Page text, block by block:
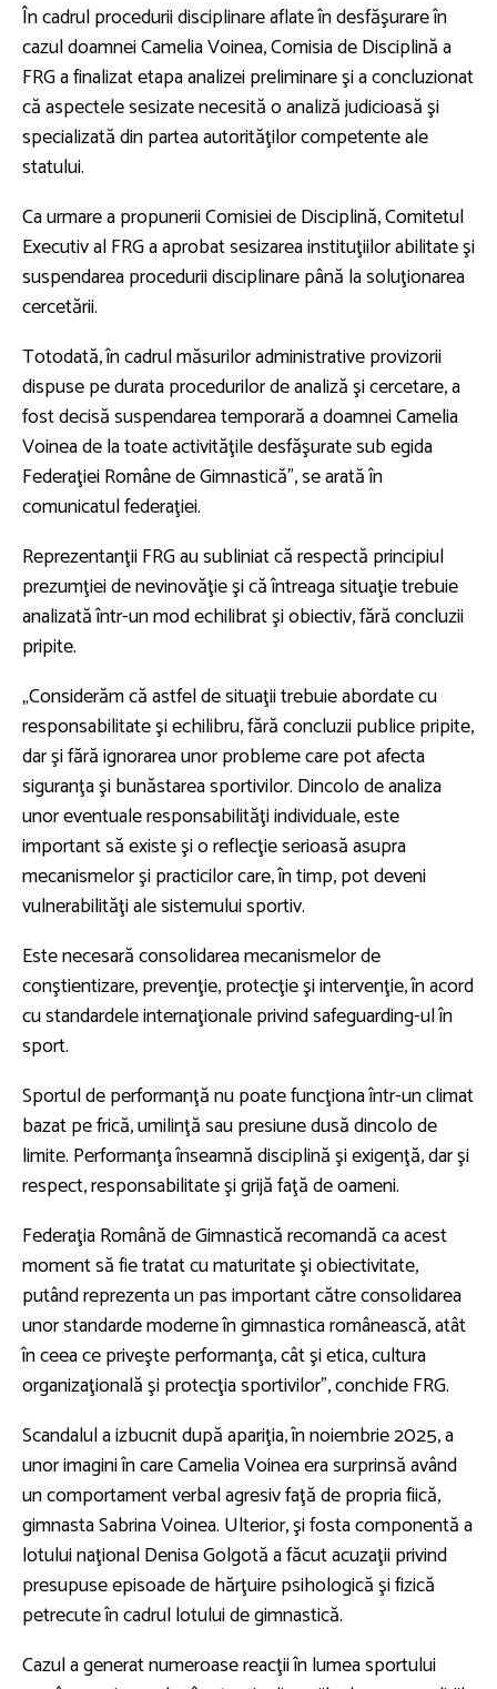
În cadrul procedurii disciplinare aflate în desfăşurare în
cazul doamnei Camelia Voinea, Comisia de Disciplină a
FRG a finalizat etapa analizei preliminare şi a concluzionat
că aspectele sesizate necesită o analiză judicioasă şi
specializată din partea autorităţilor competente ale
statului.
Ca urmare a propunerii Comisiei de Disciplină, Comitetul
Executiv al FRG a aprobat sesizarea instituţiilor abilitate şi
suspendarea procedurii disciplinare până la soluţionarea
cercetării.
Totodată, în cadrul măsurilor administrative provizorii
dispuse pe durata procedurilor de analiză şi cercetare, a
fost decisă suspendarea temporară a doamnei Camelia
Voinea de la toate activităţile desfăşurate sub egida
Federaţiei Române de Gimnastică", se arată în
comunicatul federaţiei.
Reprezentanţii FRG au subliniat că respectă principiul
prezumţiei de nevinovăţie şi că întreaga situaţie trebuie
analizată într-un mod echilibrat şi obiectiv, fără concluzii
pripite.
„Considerăm că astfel de situaţii trebuie abordate cu
responsabilitate şi echilibru, fără concluzii publice pripite,
dar şi fără ignorarea unor probleme care pot afecta
siguranţa şi bunăstarea sportivilor. Dincolo de analiza
unor eventuale responsabilităţi individuale, este
important să existe şi o reflecţie serioasă asupra
mecanismelor şi practicilor care, în timp, pot deveni
vulnerabilităţi ale sistemului sportiv.
Este necesară consolidarea mecanismelor de
conştientizare, prevenţie, protecţie şi intervenţie, în acord
cu standardele internaţionale privind safeguarding-ul în
sport.
Sportul de performanţă nu poate funcţiona într-un climat
bazat pe frică, umilinţă sau presiune dusă dincolo de
limite. Performanţa înseamnă disciplină şi exigenţă, dar şi
respect, responsabilitate şi grijă faţă de oameni.
Federaţia Română de Gimnastică recomandă ca acest
moment să fie tratat cu maturitate şi obiectivitate,
putând reprezenta un pas important către consolidarea
unor standarde moderne în gimnastica românească, atât
în ceea ce priveşte performanţa, cât şi etica, cultura
organizaţională şi protecţia sportivilor", conchide FRG.
Scandalul a izbucnit după apariţia, în noiembrie 2025, a
unor imagini în care Camelia Voinea era surprinsă având
un comportament verbal agresiv faţă de propria fiică,
gimnasta Sabrina Voinea. Ulterior, şi fosta componentă a
lotului naţional Denisa Golgotă a făcut acuzaţii privind
presupuse episoade de hărţuire psihologică şi fizică
petrecute în cadrul lotului de gimnastică.
Cazul a generat numeroase reacţii în lumea sportului